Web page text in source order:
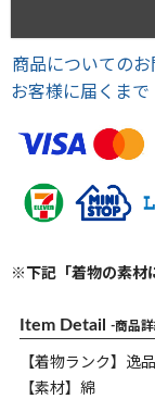
商品についての
お客様に届くまで
※下記「着物の素材
Item Detail -商品
【着物ランク】逸品
【素材】綿